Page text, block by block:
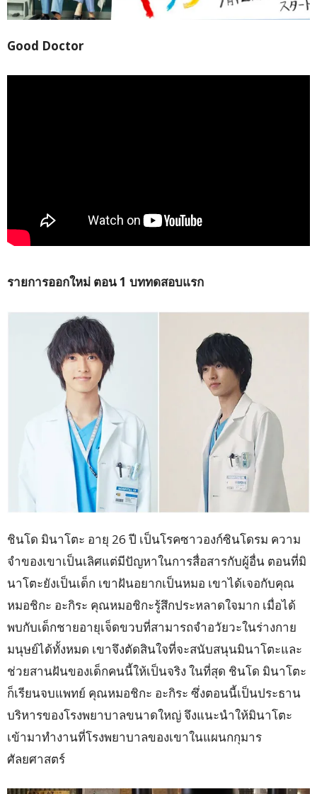
Good Doctor
รายการออกใหม่ ตอน 1 บททดสอบแรก
ชินโด มินาโตะ อายุ 26 ปี เป็นโรคซาวองก์ซินโดรม ความ
จำของเขาเป็นเลิศแต่มีปัญหาในการสื่อสารกับผู้อื่น ตอนที่มิ
นาโตะยังเป็นเด็ก เขาฝันอยากเป็นหมอ เขาได้เจอกับคุณ
หมอชิกะ อะกิระ คุณหมอชิกะรู้สึกประหลาดใจมาก เมื่อได้
พบกับเด็กชายอายุเจ็ดขวบที่สามารถจำอวัยวะในร่างกาย
มนุษย์ได้ทั้งหมด เขาจึงตัดสินใจที่จะสนับสนุนมินาโตะและ
ช่วยสานฝันของเด็กคนนี้ให้เป็นจริง ในที่สุด ชินโด มินาโตะ
ก็เรียนจบแพทย์ คุณหมอชิกะ อะกิระ ซึ่งตอนนี้เป็นประธาน
บริหารของโรงพยาบาลขนาดใหญ่ จึงแนะนำให้มินาโตะ
เข้ามาทำงานที่โรงพยาบาลของเขาในแผนกกุมาร
ศัลยศาสตร์